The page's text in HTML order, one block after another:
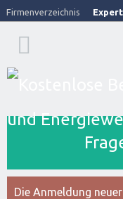
Firmenverzeichnis
Die Anmeldung